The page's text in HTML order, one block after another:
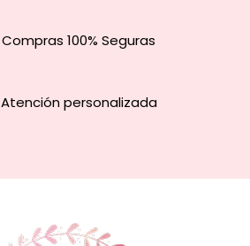
Compras 100% Seguras
Atención personalizada